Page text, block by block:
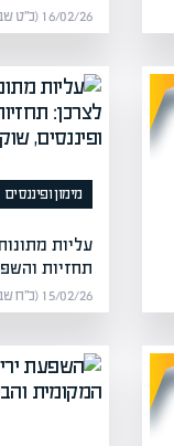
16/02/26 (כ״ט שבט תשפ״ו) | מערכת אפיק
מימון ופיננסים
עליות
תחזיות
15/02/26 (כ״ח שבט תשפ״ו) | מערכת אפיק